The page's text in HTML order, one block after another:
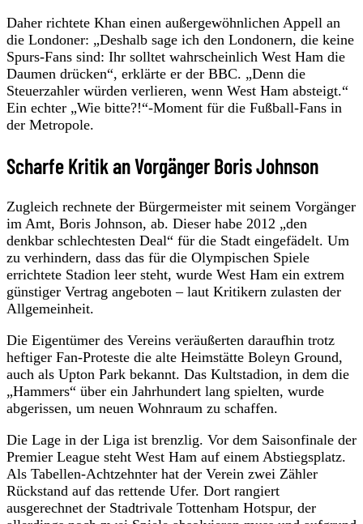
Daher richtete Khan einen außergewöhnlichen Appell an
die Londoner: „Deshalb sage ich den Londonern, die keine
Spurs-Fans sind: Ihr solltet wahrscheinlich West Ham die
Daumen drücken“, erklärte er der BBC. „Denn die
Steuerzahler würden verlieren, wenn West Ham absteigt.“
Ein echter „Wie bitte?!“-Moment für die Fußball-Fans in
der Metropole.
Scharfe Kritik an Vorgänger Boris Johnson
Zugleich rechnete der Bürgermeister mit seinem Vorgänger
im Amt, Boris Johnson, ab. Dieser habe 2012 „den
denkbar schlechtesten Deal“ für die Stadt eingefädelt. Um
zu verhindern, dass das für die Olympischen Spiele
errichtete Stadion leer steht, wurde West Ham ein extrem
günstiger Vertrag angeboten – laut Kritikern zulasten der
Allgemeinheit.
Die Eigentümer des Vereins veräußerten daraufhin trotz
heftiger Fan-Proteste die alte Heimstätte Boleyn Ground,
auch als Upton Park bekannt. Das Kultstadion, in dem die
„Hammers“ über ein Jahrhundert lang spielten, wurde
abgerissen, um neuen Wohnraum zu schaffen.
Die Lage in der Liga ist brenzlig. Vor dem Saisonfinale der
Premier League steht West Ham auf einem Abstiegsplatz.
Als Tabellen-Achtzehnter hat der Verein zwei Zähler
Rückstand auf das rettende Ufer. Dort rangiert
ausgerechnet der Stadtrivale Tottenham Hotspur, der